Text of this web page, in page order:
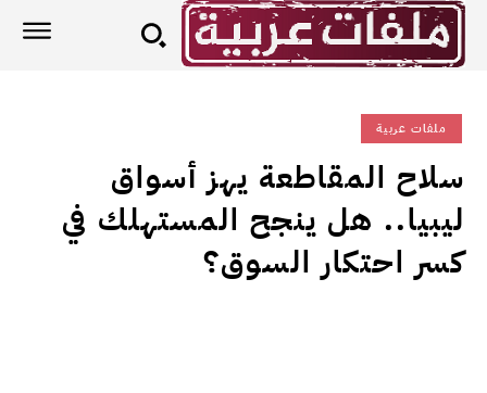
ملفات عربية
سلاح المقاطعة يهز أسواق
ليبيا.. هل ينجح المستهلك في
كسر احتكار السوق؟